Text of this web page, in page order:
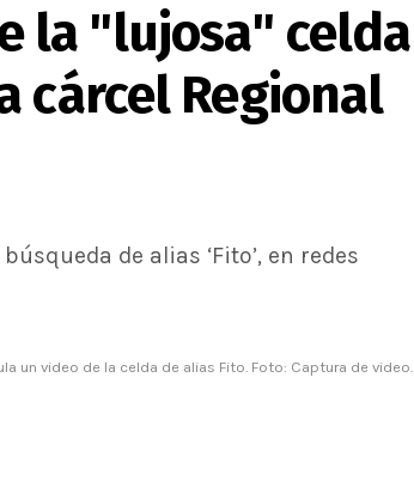
la "lujosa" celda
cárcel Regional
de alias ‘Fito’, en redes
un video de la celda de alias Fito. Foto: Captura de video.